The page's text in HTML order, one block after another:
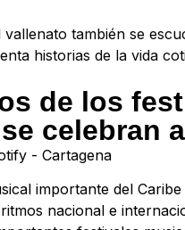
también se
historias de la vida
de los
celebran
importante del
nacional e